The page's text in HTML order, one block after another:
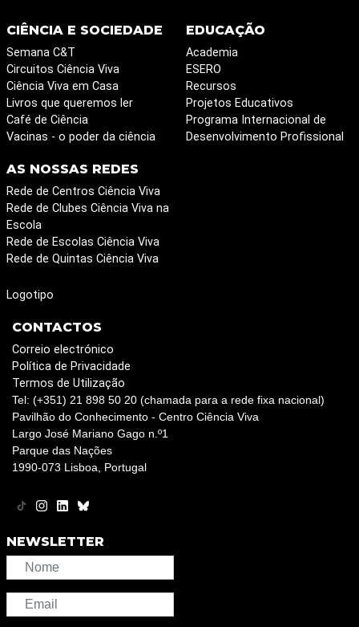
CIÊNCIA E SOCIEDADE
Semana C&T
Circuitos Ciência Viva
Ciência Viva em Casa
Livros que queremos ler
Café de Ciência
Vacinas - o poder da ciência
EDUCAÇÃO
Academia
ESERO
Recursos
Projetos Educativos
Programa Internacional de
Desenvolvimento Profissional
AS NOSSAS REDES
Rede de Centros Ciência Viva
Rede de Clubes Ciência Viva na
Escola
Rede de Escolas Ciência Viva
Rede de Quintas Ciência Viva
Logotipo
CONTACTOS
Correio electrónico
Política de Privacidade
Termos de Utilização
Tel: (+351) 21 898 50 20 (chamada para a rede fixa nacional)
Pavilhão do Conhecimento - Centro Ciência Viva
Largo José Mariano Gago n.º1
Parque das Nações
1990-073 Lisboa, Portugal
NEWSLETTER